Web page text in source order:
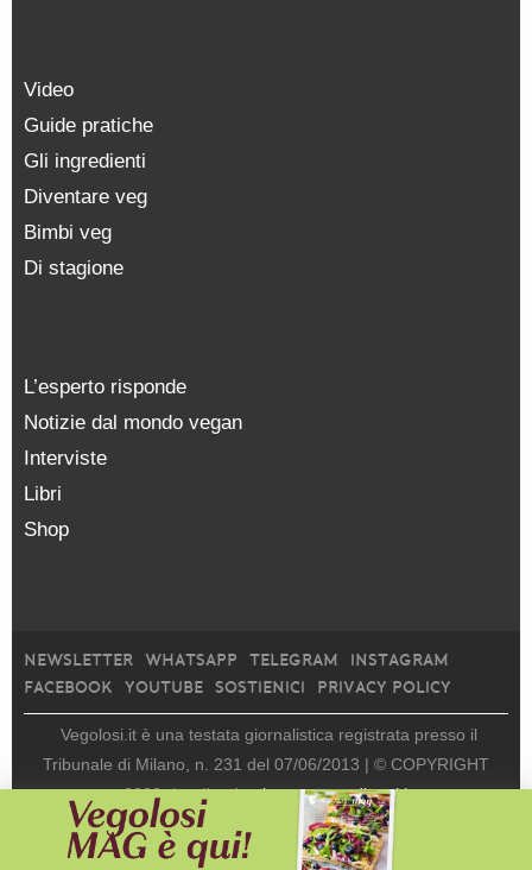
Video
Guide pratiche
Gli ingredienti
Diventare veg
Bimbi veg
Di stagione
L’esperto risponde
Notizie dal mondo vegan
Interviste
Libri
Shop
NEWSLETTER WHATSAPP TELEGRAM
INSTAGRAM
FACEBOOK
YOUTUBE SOSTIENICI PRIVACY POLICY
Vegolosi.it è una testata giornalistica registrata presso il
Tribunale di Milano, n. 231 del 07/06/2013 | © COPYRIGHT
2026 | edito da viceversa media srl |